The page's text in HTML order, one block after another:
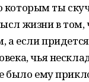
которым ты
жизни в том,
а если
чья
было ему